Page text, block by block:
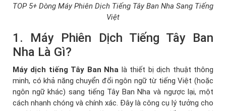
TOP 5+ Dòng Máy Phiên Dịch Tiếng Tây Ban Nha Sang Tiếng
Việt
1. Máy Phiên Dịch Tiếng Tây Ban
Nha Là Gì?
Máy dịch tiếng Tây Ban Nha là thiết bị dịch thuật thông
minh, có khả năng chuyển đổi ngôn ngữ từ tiếng Việt (hoặc
ngôn ngữ khác) sang tiếng Tây Ban Nha và ngược lại, một
cách nhanh chóng và chính xác. Đây là công cụ lý tưởng cho